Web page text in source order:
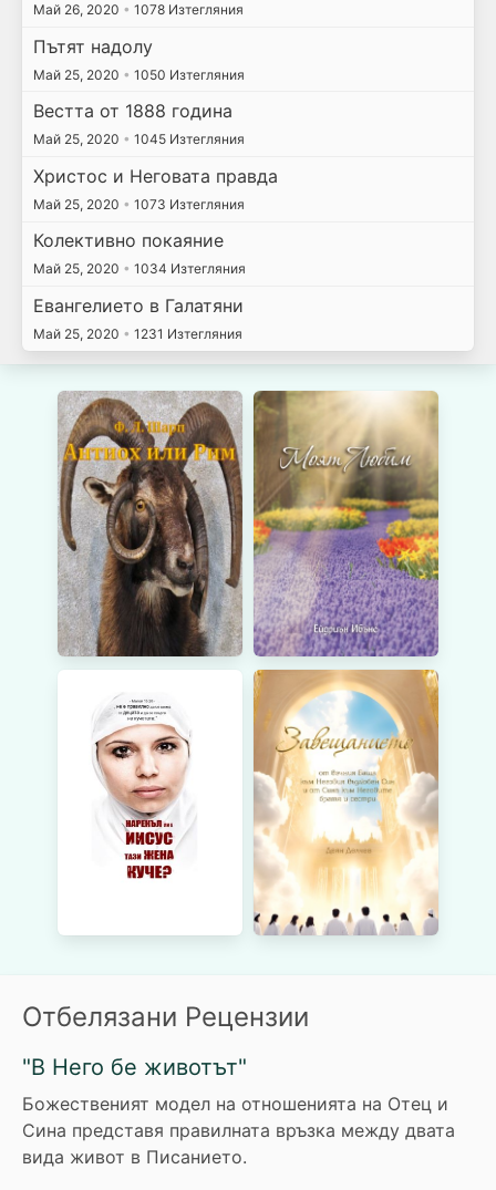
Май 26, 2020 • 1078 Изтегляния
Пътят надолу
Май 25, 2020 • 1050 Изтегляния
Вестта от 1888 година
Май 25, 2020 • 1045 Изтегляния
Христос и Неговата правда
Май 25, 2020 • 1073 Изтегляния
Колективно покаяние
Май 25, 2020 • 1034 Изтегляния
Евангелието в Галатяни
Май 25, 2020 • 1231 Изтегляния
Отбелязани Рецензии
"В Него бе животът"
Божественият модел на отношенията на Отец и
Сина представя правилната връзка между двата
вида живот в Писанието.